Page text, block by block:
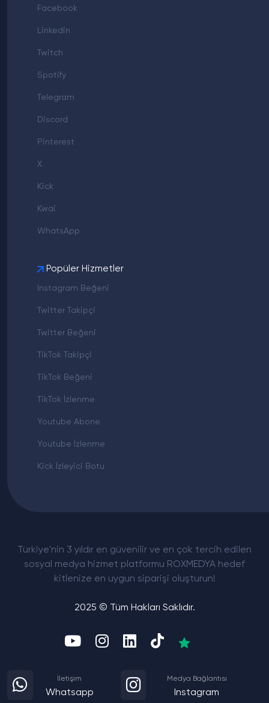
Türkiye'nin 3 yıldır en güvenilir ve en çok tercih edilen
sosyal medya hizmet platformu ROXMEDYA hedef
kitlenize en uygun siparişi oluşturun!
2025 © Tüm Hakları Saklıdır.
İletişim
Whatsapp
Medya Bağlantısı
Instagram
Facebook
Linkedin
Twitch
Spotify
Telegram
Discord
Pinterest
X
Kick
Kwai
WhatsApp
Popüler Hizmetler
Instagram Beğeni
Twitter Takipçi
Twitter Beğeni
TikTok Takipçi
TikTok Beğeni
TikTok İzlenme
Youtube Abone
Youtube İzlenme
Kick İzleyici Botu